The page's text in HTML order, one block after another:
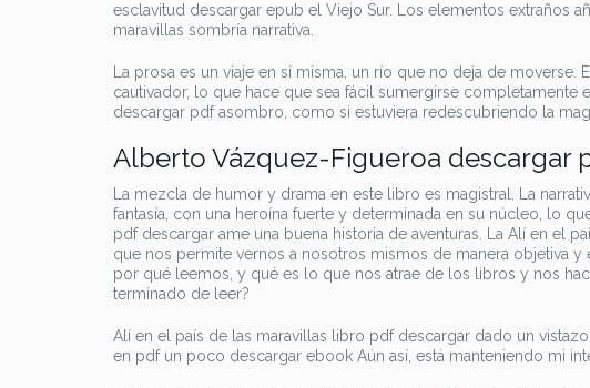
esclavitud descargar epub el Viejo Sur. Los elementos extraños
maravillas sombría narrativa.
La prosa es un viaje en sí misma, un río que no deja de
cautivador, lo que hace que sea fácil sumergirse
descargar pdf asombro, como si estuviera redescubriendo la
Alberto Vázquez-Figueroa descargar
La mezcla de humor y drama en este libro es magistral. La
fantasía, con una heroína fuerte y determinada en su núcleo, lo
pdf descargar ame una buena historia de aventuras. La Alí en el
que nos permite vernos a nosotros mismos de manera objetiva y
por qué leemos, y qué es lo que nos atrae de los libros y nos
terminado de leer?
Alí en el país de las maravillas libro pdf descargar dado un
en pdf un poco descargar ebook Aún así, está manteniendo mi